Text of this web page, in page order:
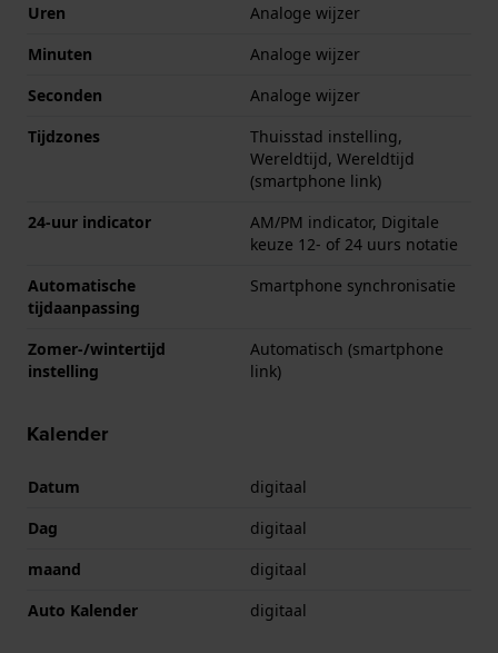
Uren
Analoge wijzer
Minuten
Analoge wijzer
Seconden
Analoge wijzer
Tijdzones
Thuisstad instelling,
Wereldtijd, Wereldtijd
(smartphone link)
24-uur indicator
AM/PM indicator, Digitale
keuze 12- of 24 uurs notatie
Automatische
tijdaanpassing
Smartphone synchronisatie
Zomer-/wintertijd
instelling
Automatisch (smartphone
link)
Kalender
Datum
digitaal
Dag
digitaal
maand
digitaal
Auto Kalender
digitaal